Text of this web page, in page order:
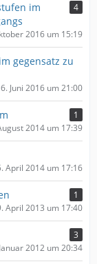
im
4
2016 um 15:19
gegensatz zu
6. Juni 2016 um 21:00
1
2014 um 17:39
April 2014 um 17:16
1
April 2013 um 17:40
3
2012 um 20:34